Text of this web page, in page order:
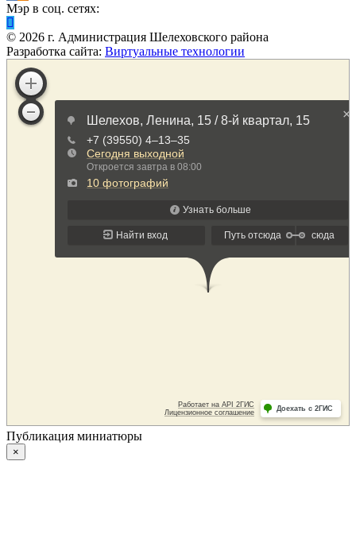
Мэр в соц. сетях:
© 2026 г. Администрация Шелеховского района
Разработка сайта: Виртуальные технологии
Публикация миниатюры
×